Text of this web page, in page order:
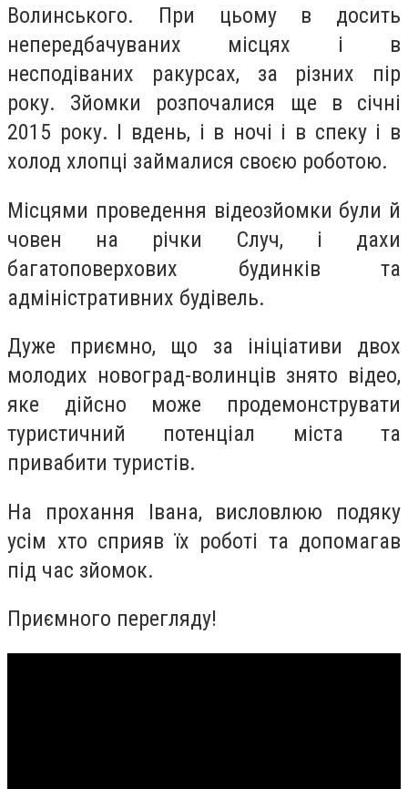
Волинського. При цьому в досить
непередбачуваних місцях і в
несподіваних ракурсах, за різних пір
року. Зйомки розпочалися ще в січні
2015 року. І вдень, і в ночі і в спеку і в
холод хлопці займалися своєю роботою.
Місцями проведення відеозйомки були й
човен на річки Случ, і дахи
багатоповерхових будинків та
адміністративних будівель.
Дуже приємно, що за ініціативи двох
молодих новоград-волинців знято відео,
яке дійсно може продемонструвати
туристичний потенціал міста та
привабити туристів.
На прохання Івана, висловлюю подяку
усім хто сприяв їх роботі та допомагав
під час зйомок.
Приємного перегляду!